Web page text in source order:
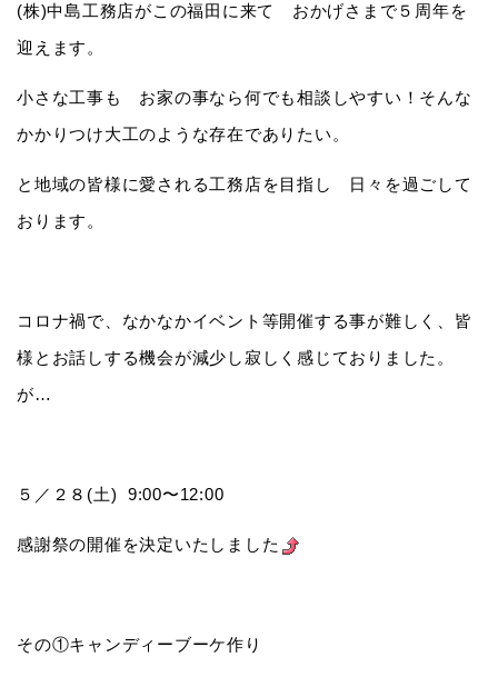
(株)中島工務店がこの福田に来て おかげさまで５周年を
迎えます。
小さな工事も お家の事なら何でも相談しやすい！そんな
かかりつけ大工のような存在でありたい。
と地域の皆様に愛される工務店を目指し 日々を過ごして
おります。
コロナ禍で、なかなかイベント等開催する事が難しく、皆
様とお話しする機会が減少し寂しく感じておりました。
が…
５／２８(土) 9:00〜12:00
感謝祭の開催を決定いたしました
その①キャンディーブーケ作り